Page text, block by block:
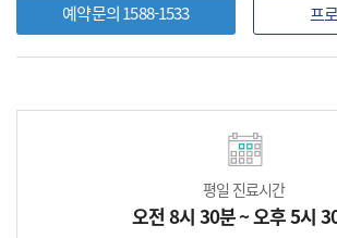
예약문의 1588-1533 프
평일 진료시간
오전 8시 30분 ~ 오후 5시